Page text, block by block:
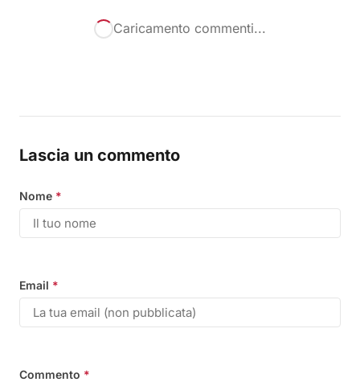
Caricamento commenti...
Lascia un commento
Nome *
Email *
Commento *